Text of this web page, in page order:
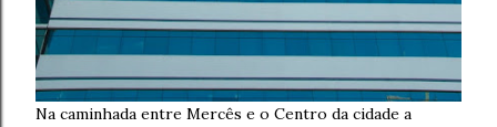
Na caminhada entre Mercês e o Centro da cidade a